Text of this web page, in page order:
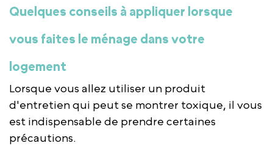
Quelques conseils à appliquer lorsque
vous faites le ménage dans votre
logement
Lorsque vous allez utiliser un produit
d'entretien qui peut se montrer toxique, il vous
est indispensable de prendre certaines
précautions.